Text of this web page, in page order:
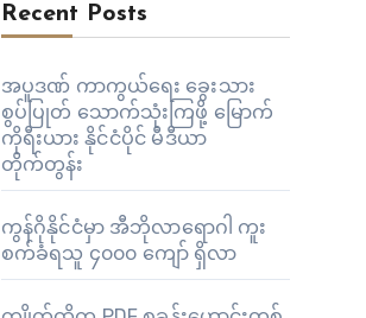
Recent Posts
အပူဒဏ် ကာကွယ်ရေး ခွေးသား
စွပ်ပြုတ် သောက်သုံးကြဖို့ မြောက်
ကိုရီးယား နိုင်ငံပိုင် မီဒီယာ
တိုက်တွန်း
ကွန်ဂိုနိုင်ငံမှာ အီဘိုလာရောဂါ ကူး
စက်ခံရသူ ၄၀၀၀ ကျော် ရှိလာ